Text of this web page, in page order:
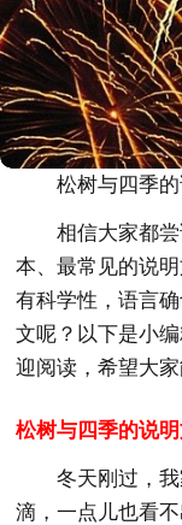
松树与四季
相信大家都
本、最常见的说
有科学性，语言
文呢？以下是小
迎阅读，希望大家
松树与四季的说
冬天刚过，
滴，一点儿也看